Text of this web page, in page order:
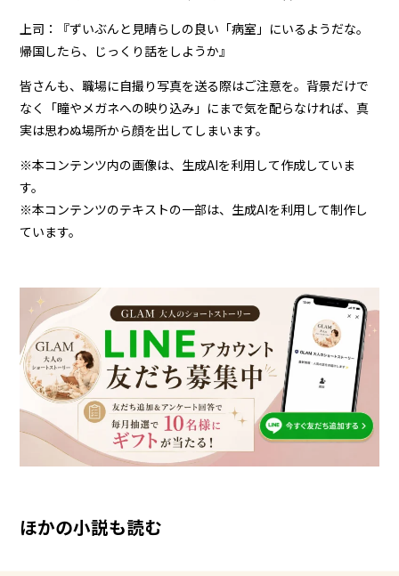
上司：『ずいぶんと見晴らしの良い「病室」にいるようだな。
帰国したら、じっくり話をしようか』
皆さんも、職場に自撮り写真を送る際はご注意を。背景だけで
なく「瞳やメガネへの映り込み」にまで気を配らなければ、真
実は思わぬ場所から顔を出してしまいます。
※本コンテンツ内の画像は、生成AIを利用して作成していま
す。
※本コンテンツのテキストの一部は、生成AIを利用して制作し
ています。
ほかの小説も読む